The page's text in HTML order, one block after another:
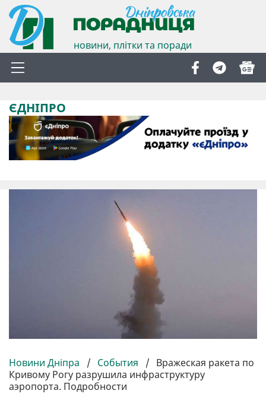
новини, плітки та поради
ЄДНІПРО
Новини Дніпра / События / Вражеская ракета по
Кривому Рогу разрушила инфраструктуру
аэропорта. Подробности